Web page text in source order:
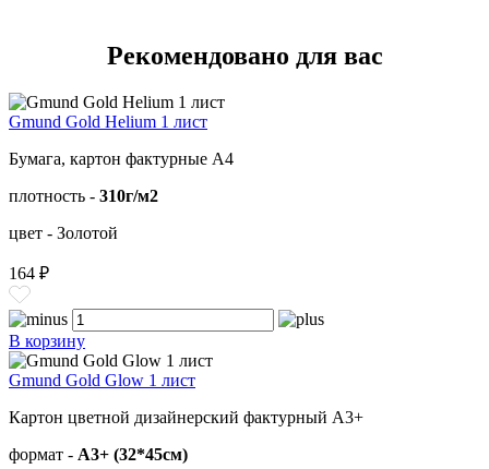
Рекомендовано для вас
Gmund Gold Helium 1 лист
Бумага, картон фактурные А4
плотность - 310г/м2
цвет - Золотой
164 ₽
В корзину
Gmund Gold Glow 1 лист
Картон цветной дизайнерский фактурный А3+
формат - А3+ (32*45см)